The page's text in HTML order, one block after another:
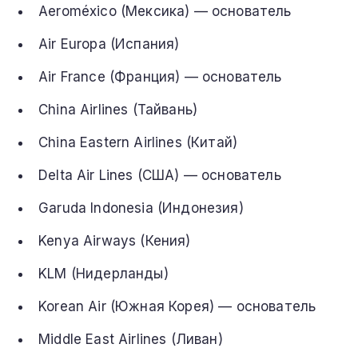
Aeroméxico (Мексика) — основатель
Air Europa (Испания)
Air France (Франция) — основатель
China Airlines (Тайвань)
China Eastern Airlines (Китай)
Delta Air Lines (США) — основатель
Garuda Indonesia (Индонезия)
Kenya Airways (Кения)
KLM (Нидерланды)
Korean Air (Южная Корея) — основатель
Middle East Airlines (Ливан)